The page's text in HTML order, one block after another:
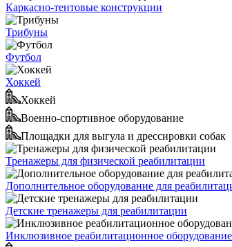
Каркасно-тентовые конструкции
Трибуны
Футбол
Хоккей
Хоккей
Военно-спортивное оборудование
Площадки для выгула и дрессировки собак
Тренажеры для физической реабилитации
Дополнительное оборудование для
Детские тренажеры для реабилитации
Инклюзивное реабилитационное